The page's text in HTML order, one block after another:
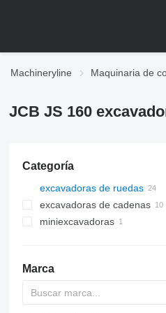
Machineryline Maquinaria de
JCB JS 160
Categoría
excavadoras de ruedas
excavadoras de cadenas
miniexcavadoras
Marca